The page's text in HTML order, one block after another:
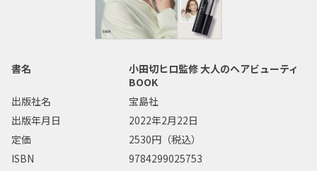
書名
小田切ヒロ監修 大人のヘアビューティ
BOOK
出版社名
宝島社
出版年月日
2022年2月22日
定価
2530円（税込）
ISBN
9784299025753